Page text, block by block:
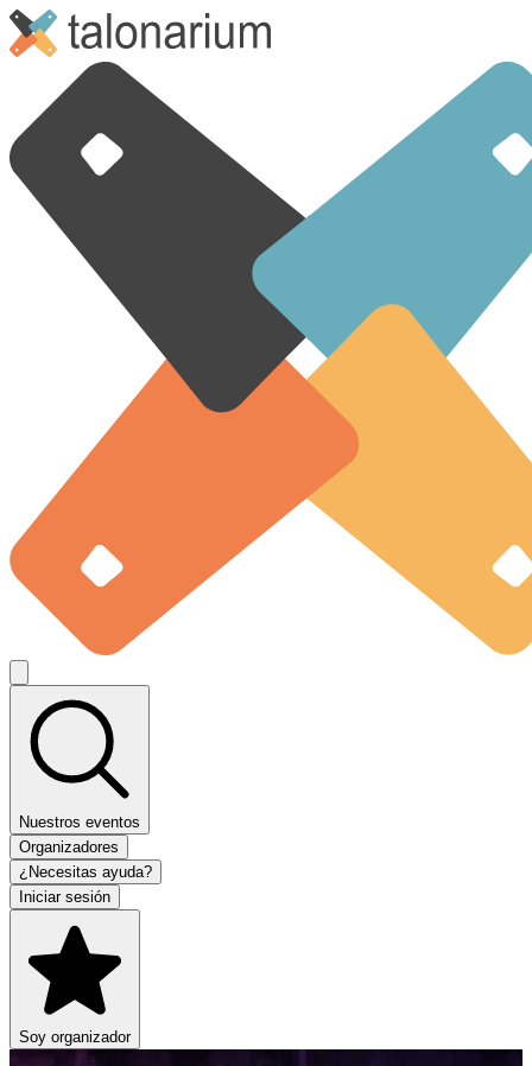
Nuestros eventos
Organizadores
¿Necesitas ayuda?
Iniciar sesión
Soy organizador